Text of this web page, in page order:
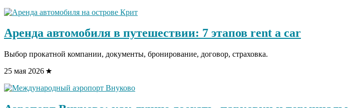
Аренда автомобиля в путешествии: 7 этапов rent a car
Выбор прокатной компании, документы, бронирование, договор, страховка.
25 мая 2026